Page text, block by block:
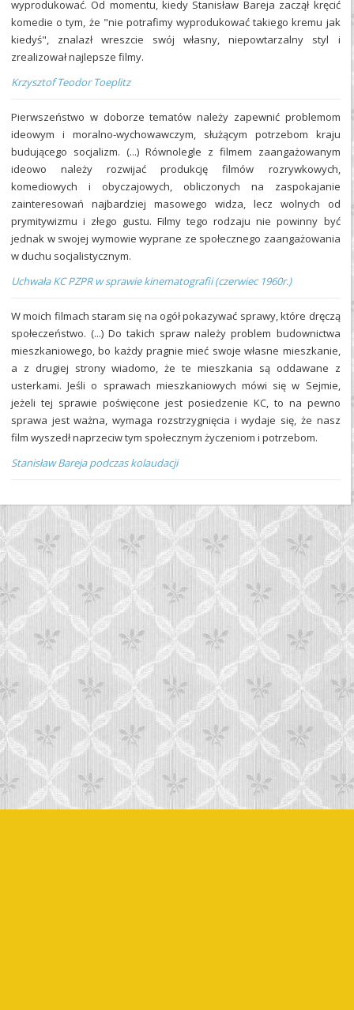
wyprodukować. Od momentu, kiedy Stanisław Bareja zaczął kręcić
komedie o tym, że "nie potrafimy wyprodukować takiego kremu jak
kiedyś", znalazł wreszcie swój własny, niepowtarzalny styl i
zrealizował najlepsze filmy.
Krzysztof Teodor Toeplitz
Pierwszeństwo w doborze tematów należy zapewnić problemom
ideowym i moralno-wychowawczym, służącym potrzebom kraju
budującego socjalizm. (...) Równolegle z filmem zaangażowanym
ideowo należy rozwijać produkcję filmów rozrywkowych,
komediowych i obyczajowych, obliczonych na zaspokajanie
zainteresowań najbardziej masowego widza, lecz wolnych od
prymitywizmu i złego gustu. Filmy tego rodzaju nie powinny być
jednak w swojej wymowie wyprane ze społecznego zaangażowania
w duchu socjalistycznym.
Uchwała KC PZPR w sprawie kinematografii (czerwiec 1960r.)
W moich filmach staram się na ogół pokazywać sprawy, które dręczą
społeczeństwo. (...) Do takich spraw należy problem budownictwa
mieszkaniowego, bo każdy pragnie mieć swoje własne mieszkanie,
a z drugiej strony wiadomo, że te mieszkania są oddawane z
usterkami. Jeśli o sprawach mieszkaniowych mówi się w Sejmie,
jeżeli tej sprawie poświęcone jest posiedzenie KC, to na pewno
sprawa jest ważna, wymaga rozstrzygnięcia i wydaje się, że nasz
film wyszedł naprzeciw tym społecznym życzeniom i potrzebom.
Stanisław Bareja podczas kolaudacji